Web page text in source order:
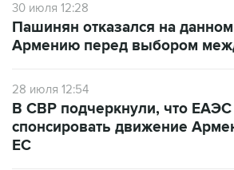
30 июля 12:28
Пашинян отказался на данном
Армению перед выбором
28 июля 12:54
В СВР подчеркнули, что ЕАЭС
спонсировать движение
ЕС